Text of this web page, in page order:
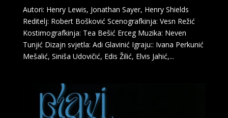
Autori: Henry Lewis, Jonathan Sayer, Henry Shields
Reditelj: Robert Bošković Scenografkinja: Vesn Režić
Kostimografkinja: Tea Bešić Erceg Muzika: Neven
Tunjić Dizajn svjetla: Adi Glavinić Igraju:: Ivana Perkunić
Mešalić, Siniša Udovičić, Edis Žilić, Elvis Jahić,...